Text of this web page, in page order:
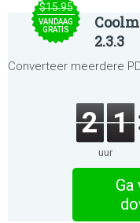
$15.95
VANDAAG
GRATIS
2.3.3
Converteer meerdere
2 1
uur
Ga